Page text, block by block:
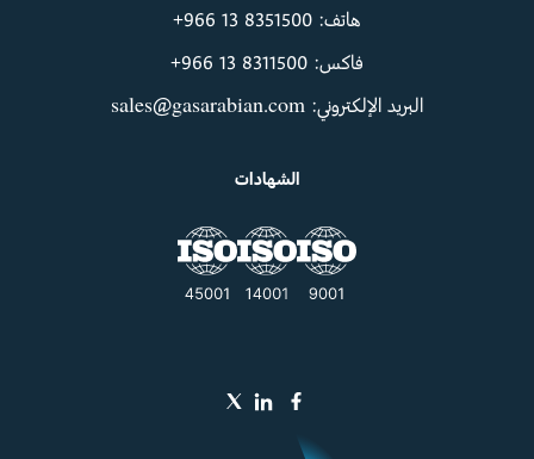
هاتف: ‪+966 13 8351500‬
فاكس: ‪+966 13 8311500‬
البريد الإلكتروني: sales@gasarabian.com
الشهادات